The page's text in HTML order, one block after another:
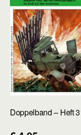
Doppelband – Heft